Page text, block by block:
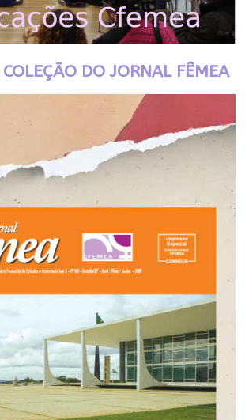
DO JORNAL FÊMEA